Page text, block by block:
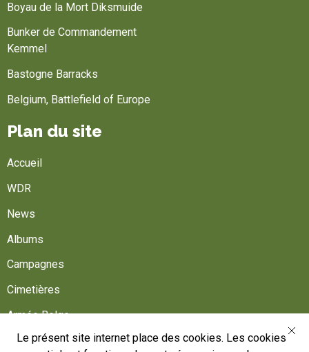
Le présent site internet place des cookies. Les cookies
Boyau de la Mort Diksmuide
Bunker de Commandement
Kemmel
Bastogne Barracks
Belgium, Battlefield of Europe
Plan du site
Accueil
WDR
News
Albums
Campagnes
Cimetières
Armée Belge
Aidez-nous